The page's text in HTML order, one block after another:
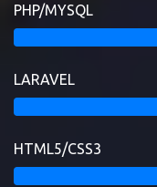
PHP/MYSQL
LARAVEL
HTML5/CSS3